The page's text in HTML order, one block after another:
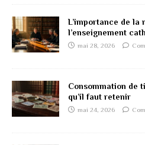
L’importance de la
l’enseignement
mai 28, 2026
Consommation de
qu’il faut retenir
mai 24, 2026